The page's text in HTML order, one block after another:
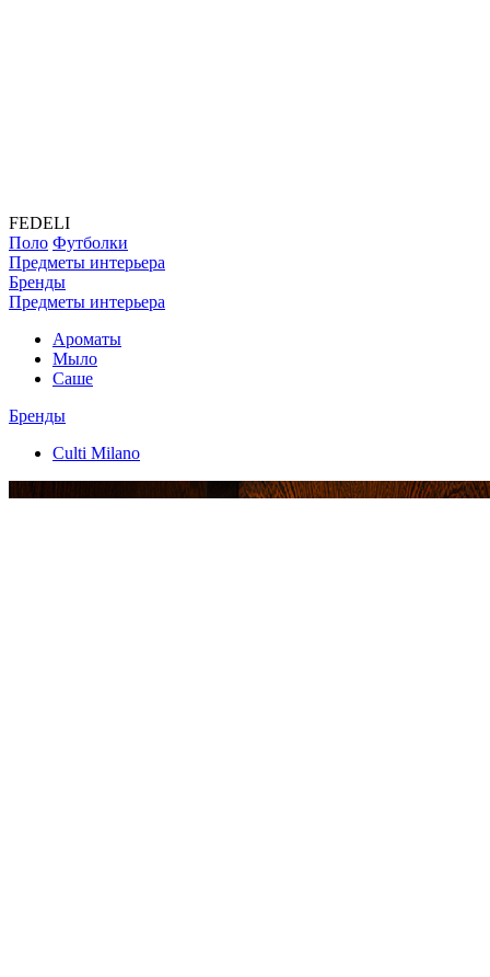
FEDELI
Поло Футболки
Предметы интерьера
Бренды
Предметы интерьера
Ароматы
Мыло
Саше
Бренды
Culti Milano